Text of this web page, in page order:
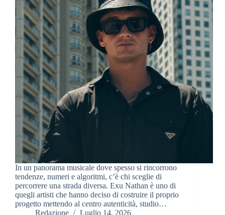
In un panorama musicale dove spesso si rincorrono
tendenze, numeri e algoritmi, c’è chi sceglie di
percorrere una strada diversa. Exu Nathan è uno di
quegli artisti che hanno deciso di costruire il proprio
progetto mettendo al centro autenticità, studio…
Redazione
Luglio 14, 2026